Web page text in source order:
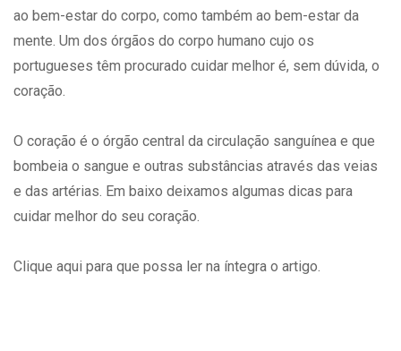
ao bem-estar do corpo, como também ao bem-estar da
mente. Um dos órgãos do corpo humano cujo os
portugueses têm procurado cuidar melhor é, sem dúvida, o
coração.
O coração é o órgão central da circulação sanguínea e que
bombeia o sangue e outras substâncias através das veias
e das artérias. Em baixo deixamos algumas dicas para
cuidar melhor do seu coração.
Clique aqui para que possa ler na íntegra o artigo.